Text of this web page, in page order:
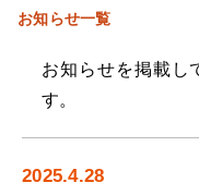
お知らせ一覧
お知らせを掲載し
す。
2025.4.28